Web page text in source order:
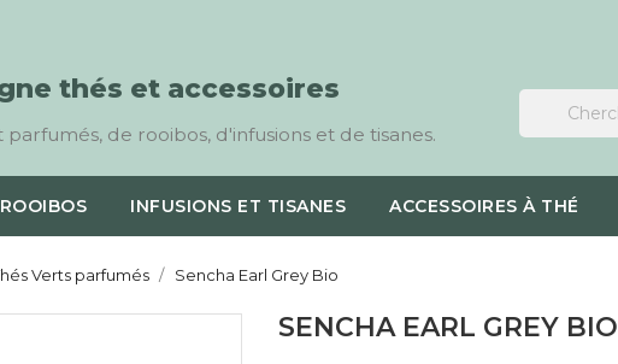
thés et accessoires
de rooibos, d'infusions et de tisanes.
ROOIBOS INFUSIONS ET TISANES ACCESSOIRES À THÉ
Verts parfumés Sencha Earl Grey Bio
SENCHA EARL GREY BIO